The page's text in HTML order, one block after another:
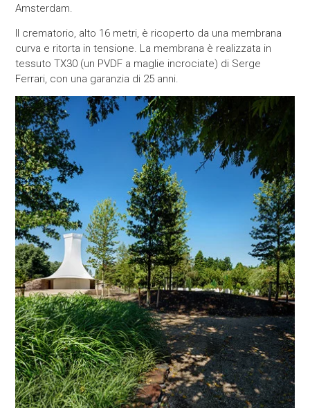
Amsterdam.
Il crematorio, alto 16 metri, è ricoperto da una membrana
curva e ritorta in tensione. La membrana è realizzata in
tessuto TX30 (un PVDF a maglie incrociate) di Serge
Ferrari, con una garanzia di 25 anni.